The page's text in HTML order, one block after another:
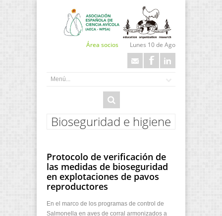
Área socios Lunes 10 de Ago
Bioseguridad e higiene
Protocolo de verificación de
las medidas de bioseguridad
en explotaciones de pavos
reproductores
En el marco de los programas de control de
Salmonella en aves de corral armonizados a